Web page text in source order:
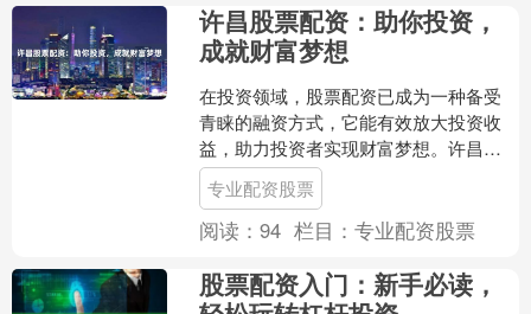
许昌股票配资：助你投资，
成就财富梦想
在投资领域，股票配资已成为一种备受
青睐的融资方式，它能有效放大投资收
益，助力投资者实现财富梦想。许昌股
票配资，作为当地领先的配资服务商，
以其专业、安全、高效的优....
专业配资股票
阅读：94 栏目：专业配资股票
股票配资入门：新手必读，